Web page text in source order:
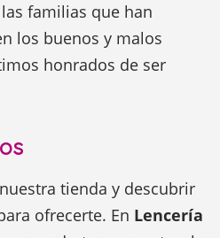
familias que han
los buenos y malos
honrados de ser
tienda y descubrir
ofrecerte. En Lencería